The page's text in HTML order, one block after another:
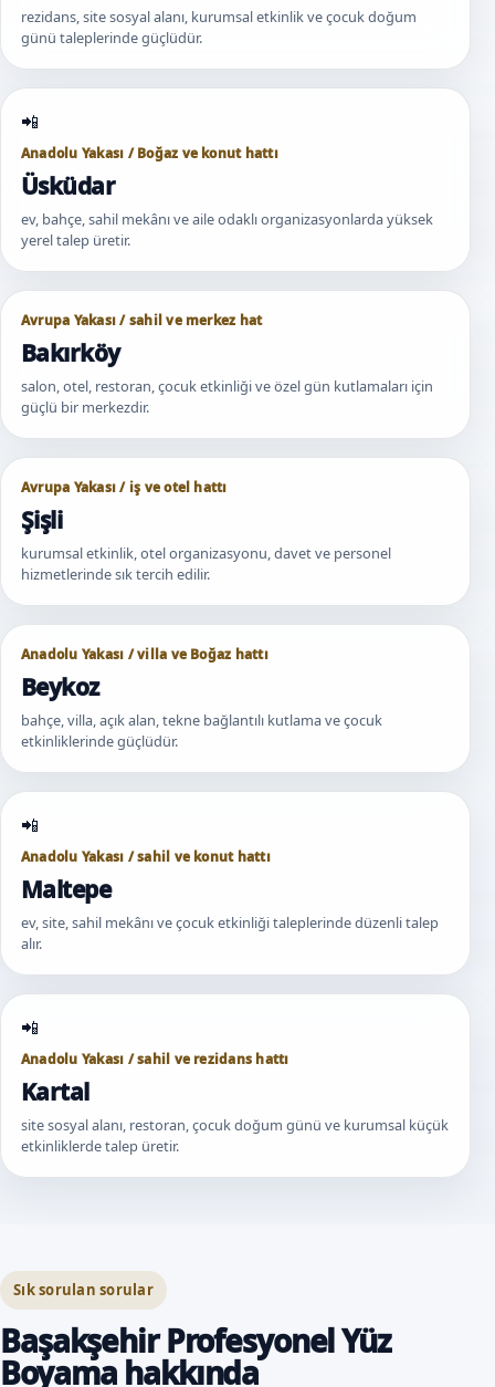
rezidans, site sosyal alanı, kurumsal etkinlik ve çocuk doğum
günü taleplerinde güçlüdür.
Anadolu Yakası / Boğaz ve konut hattı
Üsküdar
ev, bahçe, sahil mekânı ve aile odaklı organizasyonlarda yüksek
yerel talep üretir.
Avrupa Yakası / sahil ve merkez hat
Bakırköy
salon, otel, restoran, çocuk etkinliği ve özel gün kutlamaları için
güçlü bir merkezdir.
Avrupa Yakası / iş ve otel hattı
Şişli
kurumsal etkinlik, otel organizasyonu, davet ve personel
hizmetlerinde sık tercih edilir.
Anadolu Yakası / villa ve Boğaz hattı
Beykoz
bahçe, villa, açık alan, tekne bağlantılı kutlama ve çocuk
etkinliklerinde güçlüdür.
Anadolu Yakası / sahil ve konut hattı
Maltepe
ev, site, sahil mekânı ve çocuk etkinliği taleplerinde düzenli talep
alır.
Anadolu Yakası / sahil ve rezidans hattı
Kartal
site sosyal alanı, restoran, çocuk doğum günü ve kurumsal küçük
etkinliklerde talep üretir.
Sık sorulan sorular
Başakşehir Profesyonel Yüz
Boyama hakkında